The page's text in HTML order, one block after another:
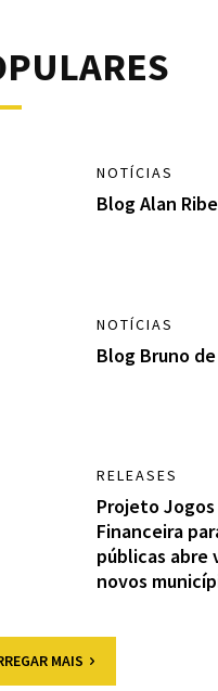
NOTÍCIAS
Blog Alan
NOTÍCIAS
Blog Bruno
RELEASES
Projeto
Financeira
públicas abre
novos
MAIS